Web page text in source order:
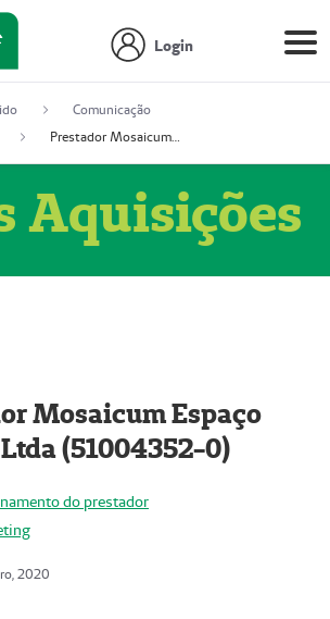
Login
Comunicação
Prestador Mosaicum Espaço Clínico Ltda (51004352-0)
Aquisições
Mosaicum Espaço
(51004352-0)
do prestador
2020